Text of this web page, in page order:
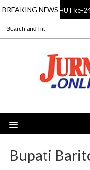
BREAKING NEWS
08 Aug 2026 HUT ke-24
Bupati